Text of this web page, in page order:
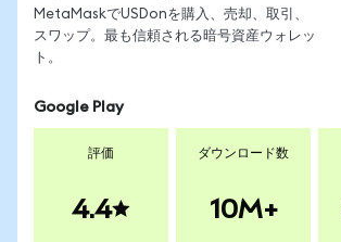
MetaMaskでUSDonを購入、売却、取引、
スワップ。最も信頼される暗号資産ウォレッ
ト。
Google Play
評価
4.4
ダウンロード数
10M+